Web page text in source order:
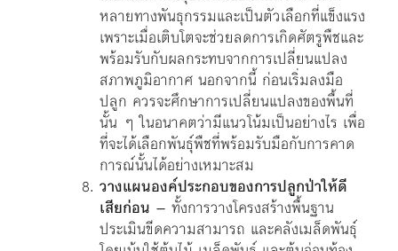
หลายทางพันธุกรรมและเป็นตัวเลือกที่แข็งแรง
เพราะเมื่อเติบโตจะช่วยลดการเกิดศัตรูพืชและ
พร้อมรับกับผลกระทบจากการเปลี่ยนแปลง
สภาพภูมิอากาศ นอกจากนี้ ก่อนเริ่มลงมือ
ปลูก ควรจะศึกษาการเปลี่ยนแปลงของพื้นที่
นั้น ๆ ในอนาคตว่ามีแนวโน้มเป็นอย่างไร เพื่อ
ที่จะได้เลือกพันธุ์พืชที่พร้อมรับมือกับการคาด
การณ์นั้นได้อย่างเหมาะสม
วางแผนองค์ประกอบของการปลูกป่าให้ดี
เสียก่อน – ทั้งการวางโครงสร้างพื้นฐาน
ประเมินขีดความสามารถ และคลังเมล็ดพันธุ์